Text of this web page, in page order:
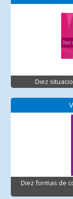
Diez
Diez formas de